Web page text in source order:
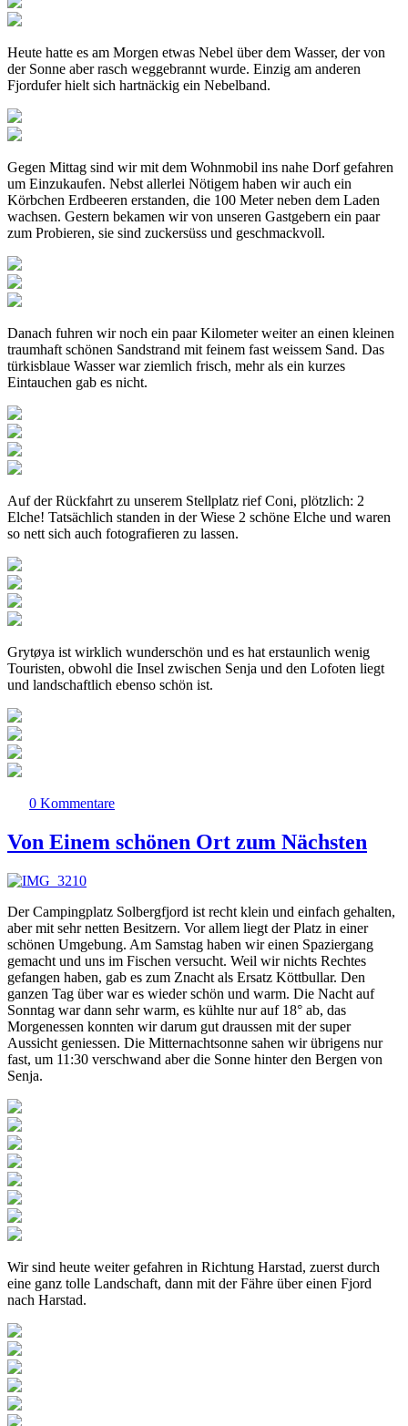
Heute hatte es am Morgen etwas Nebel über dem Wasser, der von
der Sonne aber rasch weggebrannt wurde. Einzig am anderen
Fjordufer hielt sich hartnäckig ein Nebelband.
Gegen Mittag sind wir mit dem Wohnmobil ins nahe Dorf gefahren
um Einzukaufen. Nebst allerlei Nötigem haben wir auch ein
Körbchen Erdbeeren erstanden, die 100 Meter neben dem Laden
wachsen. Gestern bekamen wir von unseren Gastgebern ein paar
zum Probieren, sie sind zuckersüss und geschmackvoll.
Danach fuhren wir noch ein paar Kilometer weiter an einen kleinen
traumhaft schönen Sandstrand mit feinem fast weissem Sand. Das
türkisblaue Wasser war ziemlich frisch, mehr als ein kurzes
Eintauchen gab es nicht.
Auf der Rückfahrt zu unserem Stellplatz rief Coni, plötzlich: 2
Elche! Tatsächlich standen in der Wiese 2 schöne Elche und waren
so nett sich auch fotografieren zu lassen.
Grytøya ist wirklich wunderschön und es hat erstaunlich wenig
Touristen, obwohl die Insel zwischen Senja und den Lofoten liegt
und landschaftlich ebenso schön ist.
0 Kommentare
Von Einem schönen Ort zum Nächsten
Der Campingplatz Solbergfjord ist recht klein und einfach gehalten,
aber mit sehr netten Besitzern. Vor allem liegt der Platz in einer
schönen Umgebung. Am Samstag haben wir einen Spaziergang
gemacht und uns im Fischen versucht. Weil wir nichts Rechtes
gefangen haben, gab es zum Znacht als Ersatz Köttbullar. Den
ganzen Tag über war es wieder schön und warm. Die Nacht auf
Sonntag war dann sehr warm, es kühlte nur auf 18° ab, das
Morgenessen konnten wir darum gut draussen mit der super
Aussicht geniessen. Die Mitternachtsonne sahen wir übrigens nur
fast, um 11:30 verschwand aber die Sonne hinter den Bergen von
Senja.
Wir sind heute weiter gefahren in Richtung Harstad, zuerst durch
eine ganz tolle Landschaft, dann mit der Fähre über einen Fjord
nach Harstad.